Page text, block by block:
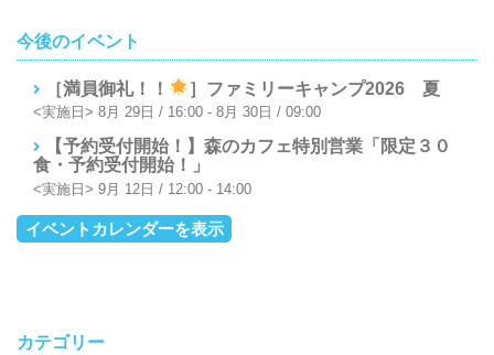
今後のイベント
［満員御礼！！ ］ファミリーキャンプ2026 夏
8月 29日 / 16:00 - 8月 30日 / 09:00
【予約受付開始！】森のカフェ特別営業「限定３０
食・予約受付開始！」
9月 12日 / 12:00 - 14:00
イベントカレンダーを表示
カテゴリー